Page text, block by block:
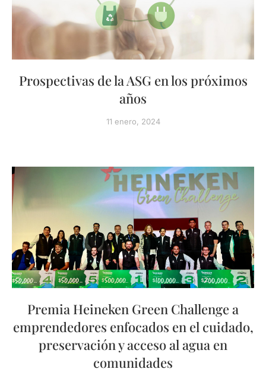
Prospectivas de la ASG en los próximos
años
11 enero, 2024
Premia Heineken Green Challenge a
emprendedores enfocados en el cuidado,
preservación y acceso al agua en
comunidades